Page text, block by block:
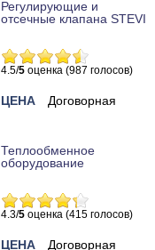
Регулирующие и
отсечные клапана STEVI
4.5/5 оценка (987 голосов)
ЦЕНА Договорная
Теплообменное
оборудование
4.3/5 оценка (415 голосов)
ЦЕНА Договорная